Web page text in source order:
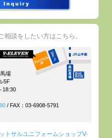
相談をしたい方はこちら。
場
5F
18:30
/ FAX：03-6908-5791
トサルユニフォームショップV-